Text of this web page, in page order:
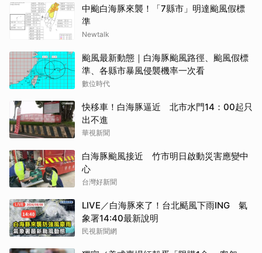
中颱白海豚來襲！「7縣市」明達颱風假標
準
Newtalk
颱風最新動態｜白海豚颱風路徑、颱風假標
準、各縣市暴風侵襲機率一次看
數位時代
快移車！白海豚逼近 北市水門14：00起只
出不進
華視新聞
白海豚颱風接近 竹市明日啟動災害應變中
心
台灣好新聞
LIVE／白海豚來了！台北颳風下雨ING 氣
象署14:40最新說明
民視新聞網